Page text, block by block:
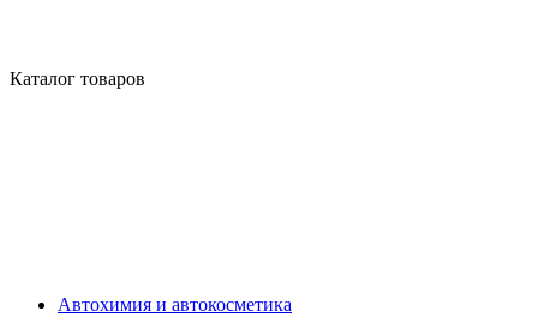
Каталог товаров
Автохимия и автокосметика